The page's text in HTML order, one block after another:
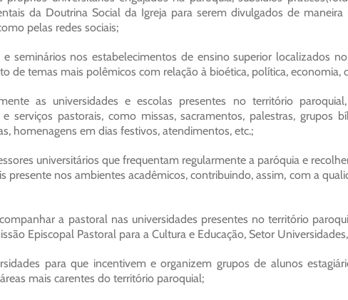
da Doutrina Social da Igreja para serem divulgados de
pelas redes sociais;
seminários nos estabelecimentos de ensino superior localizados
de temas mais polêmicos com relação à bioética, política, economia,
as universidades e escolas presentes no território
e serviços pastorais, como missas, sacramentos, palestras, grupos
homenagens em dias festivos, atendimentos, etc.;
universitários que frequentam regularmente a paróquia e
presente nos ambientes acadêmicos, contribuindo, assim, com a
a pastoral nas universidades presentes no território
Episcopal Pastoral para a Cultura e Educação, Setor
para que incentivem e organizem grupos de alunos
mais carentes do território paroquial;